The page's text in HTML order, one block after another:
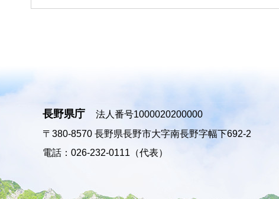
長野県庁
法人番号1000020200000
〒380-8570 長野県長野市大字南長野字幅下692-2
電話：026-232-0111（代表）